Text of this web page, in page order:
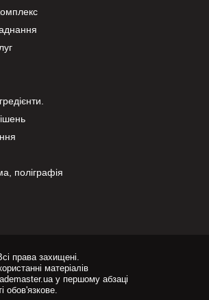
поліграфія
права захищені.
матеріалів
у першому абзаці
обов'язкове.